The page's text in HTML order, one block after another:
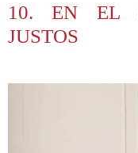
10. EN EL
JUSTOS